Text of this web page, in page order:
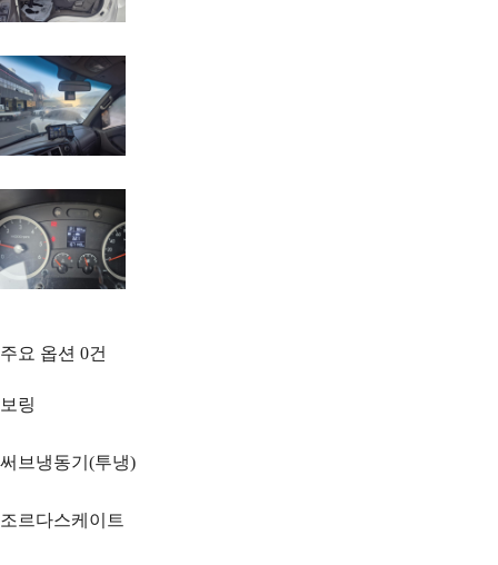
주요 옵션 0건
보링
써브냉동기(투냉)
조르다스케이트